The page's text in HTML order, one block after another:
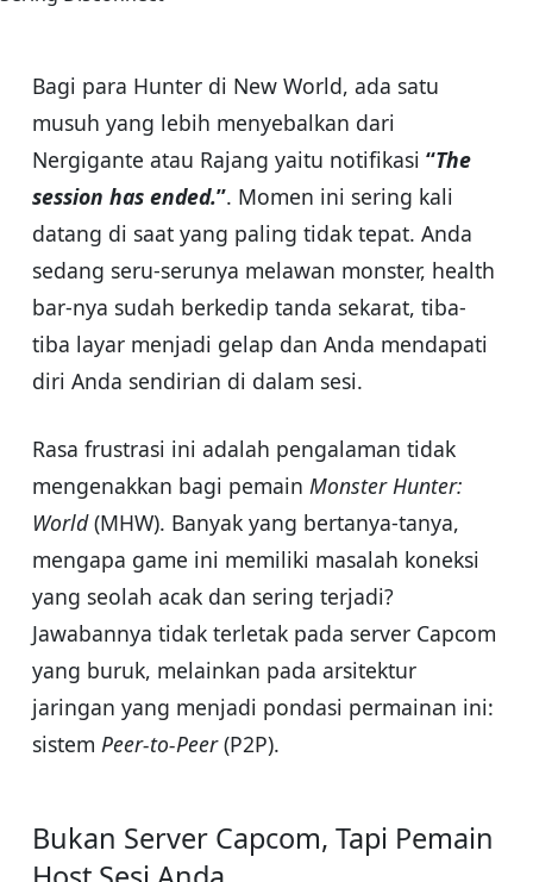
Bagi para Hunter di New World, ada satu
musuh yang lebih menyebalkan dari
Nergigante atau Rajang yaitu notifikasi “The
session has ended.”. Momen ini sering kali
datang di saat yang paling tidak tepat. Anda
sedang seru-serunya melawan monster, health
bar-nya sudah berkedip tanda sekarat, tiba-
tiba layar menjadi gelap dan Anda mendapati
diri Anda sendirian di dalam sesi.
Rasa frustrasi ini adalah pengalaman tidak
mengenakkan bagi pemain Monster Hunter:
World(MHW). Banyak yang bertanya-tanya,
mengapa game ini memiliki masalah koneksi
yang seolah acak dan sering terjadi?
Jawabannya tidak terletak pada server Capcom
yang buruk, melainkan pada arsitektur
jaringan yang menjadi pondasi permainan ini:
sistem Peer-to-Peer(P2P).
Bukan Server Capcom, Tapi Pemain